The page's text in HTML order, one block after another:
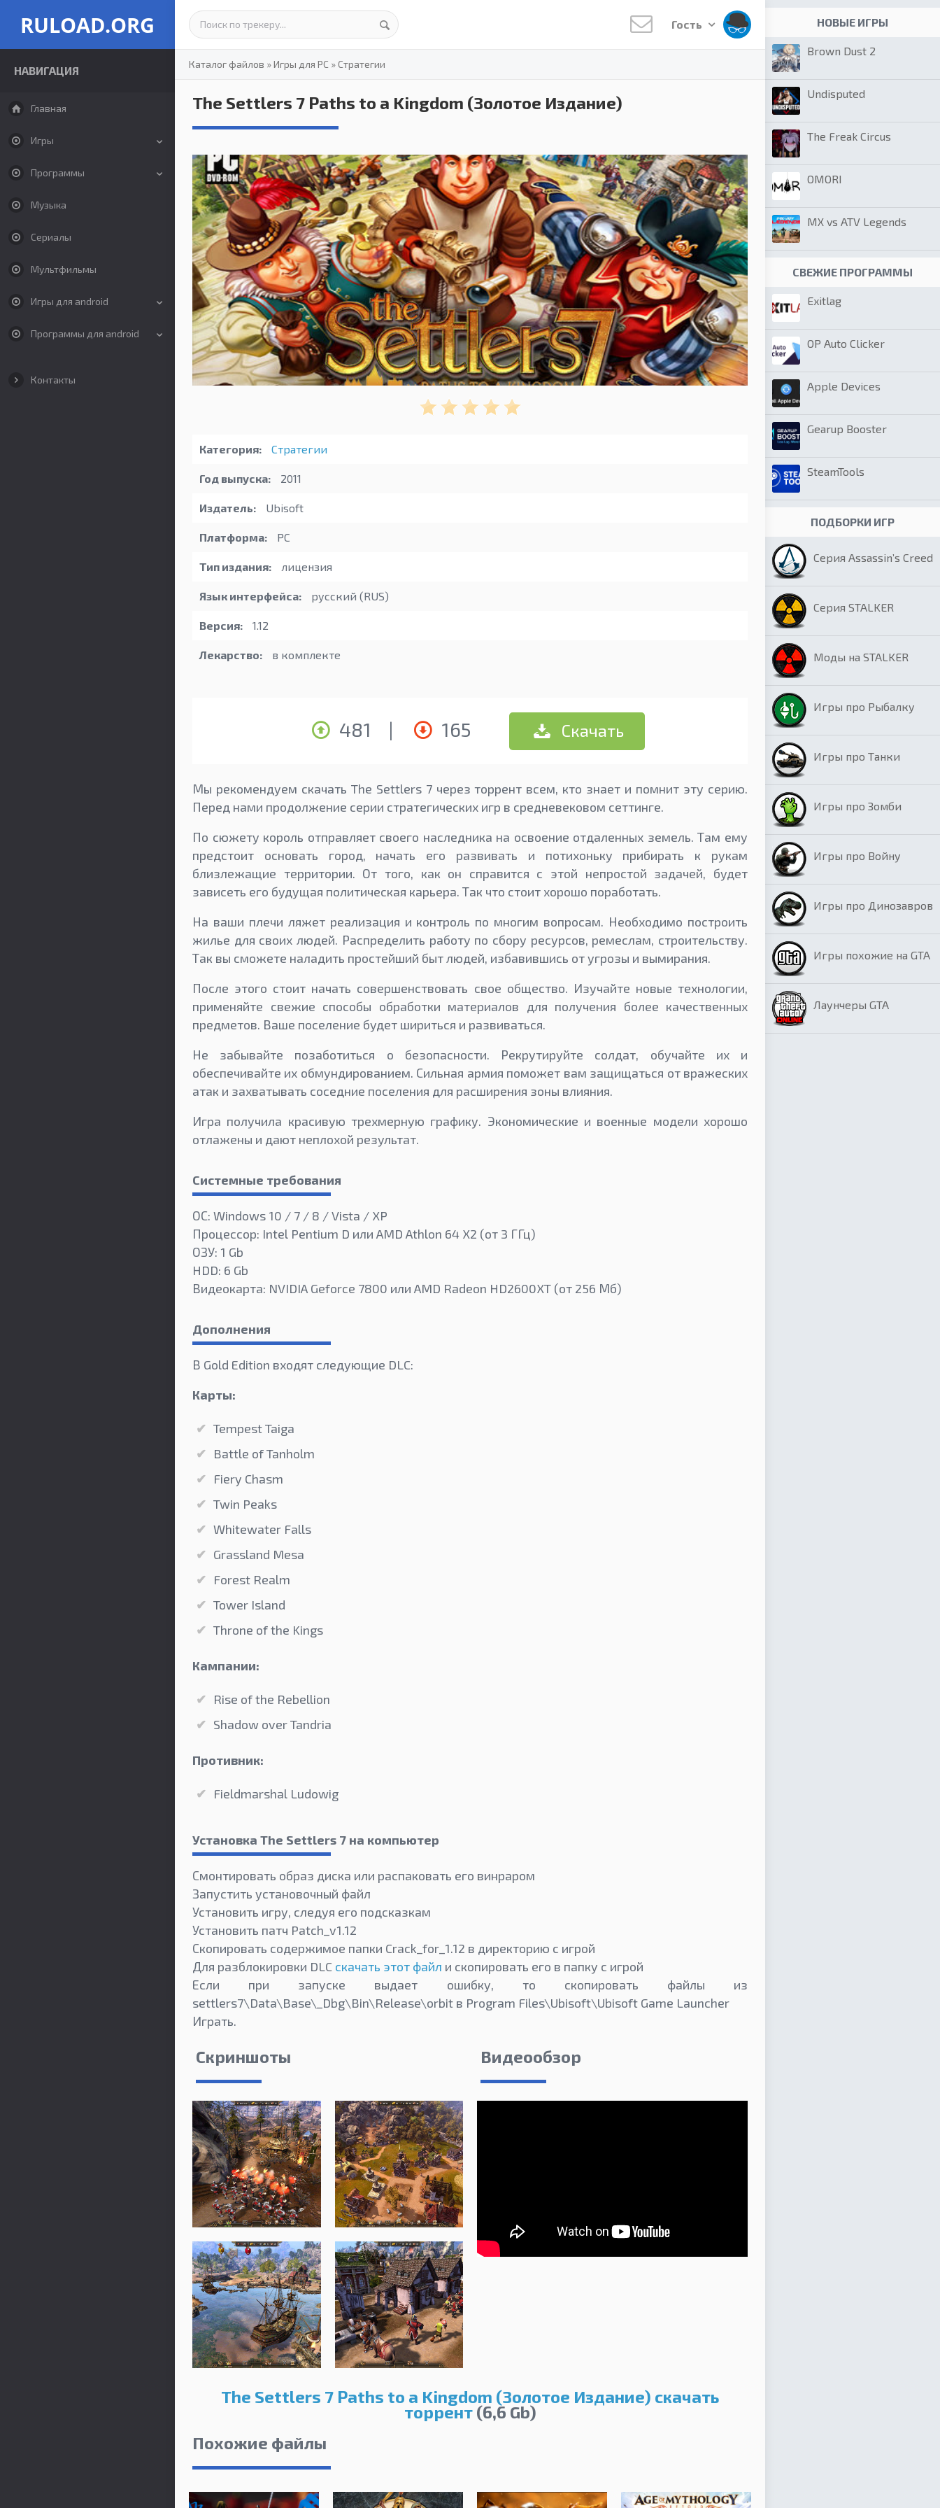
RULOAD.ORG
НАВИГАЦИЯ
Главная
Игры
Программы
Музыка
Сериалы
Мультфильмы
Игры для android
Программы для android
Контакты
Гость
Каталог файлов »Игры для PC »Стратегии
The Settlers 7 Paths to a Kingdom (Золотое Издание)
Категория: Стратегии
Год выпуска: 2011
Издатель: Ubisoft
Платформа: PC
Тип издания: лицензия
Язык интерфейса: русский (RUS)
Версия: 1.12
Лекарство: в комплекте
481 | 165 Скачать
Мы рекомендуем скачать The Settlers 7 через торрент всем, кто знает и помнит эту серию.
Перед нами продолжение серии стратегических игр в средневековом сеттинге.
По сюжету король отправляет своего наследника на освоение отдаленных земель. Там ему
предстоит основать город, начать его развивать и потихоньку прибирать к рукам
близлежащие территории. От того, как он справится с этой непростой задачей, будет
зависеть его будущая политическая карьера. Так что стоит хорошо поработать.
На ваши плечи ляжет реализация и контроль по многим вопросам. Необходимо построить
жилье для своих людей. Распределить работу по сбору ресурсов, ремеслам, строительству.
Так вы сможете наладить простейший быт людей, избавившись от угрозы и вымирания.
После этого стоит начать совершенствовать свое общество. Изучайте новые технологии,
применяйте свежие способы обработки материалов для получения более качественных
предметов. Ваше поселение будет шириться и развиваться.
Не забывайте позаботиться о безопасности. Рекрутируйте солдат, обучайте их и
обеспечивайте их обмундированием. Сильная армия поможет вам защищаться от вражеских
атак и захватывать соседние поселения для расширения зоны влияния.
Игра получила красивую трехмерную графику. Экономические и военные модели хорошо
отлажены и дают неплохой результат.
Системные требования
ОС: Windows 10 / 7 / 8 / Vista / XP
Процессор: Intel Pentium D или AMD Athlon 64 X2 (от 3 ГГц)
ОЗУ: 1 Gb
HDD: 6 Gb
Видеокарта: NVIDIA Geforce 7800 или AMD Radeon HD2600XT (от 256 Мб)
Дополнения
В Gold Edition входят следующие DLC:
Карты:
Tempest Taiga
Battle of Tanholm
Fiery Chasm
Twin Peaks
Whitewater Falls
Grassland Mesa
Forest Realm
Tower Island
Throne of the Kings
Кампании:
Rise of the Rebellion
Shadow over Tandria
Противник:
Fieldmarshal Ludowig
Установка The Settlers 7 на компьютер
Смонтировать образ диска или распаковать его винраром
Запустить установочный файл
Установить игру, следуя его подсказкам
Установить патч Patch_v1.12
Скопировать содержимое папки Crack_for_1.12 в директорию с игрой
Для разблокировки DLC скачать этот файл и скопировать его в папку с игрой
Если при запуске выдает ошибку, то скопировать файлы из
settlers7\Data\Base\_Dbg\Bin\Release\orbit в Program Files\Ubisoft\Ubisoft Game Launcher
Играть.
Скриншоты Видеообзор
The Settlers 7 Paths to a Kingdom (Золотое Издание) скачать
торрент(6,6 Gb)
Похожие файлы
НОВЫЕ ИГРЫ
Brown Dust 2
Undisputed
The Freak Circus
OMORI
MX vs ATV Legends
СВЕЖИЕ ПРОГРАММЫ
Exitlag
OP Auto Clicker
Apple Devices
Gearup Booster
SteamTools
ПОДБОРКИ ИГР
Серия Assassin’s Creed
Серия STALKER
Моды на STALKER
Игры про Рыбалку
Игры про Танки
Игры про Зомби
Игры про Войну
Игры про Динозавров
Игры похожие на GTA
Лаунчеры GTA